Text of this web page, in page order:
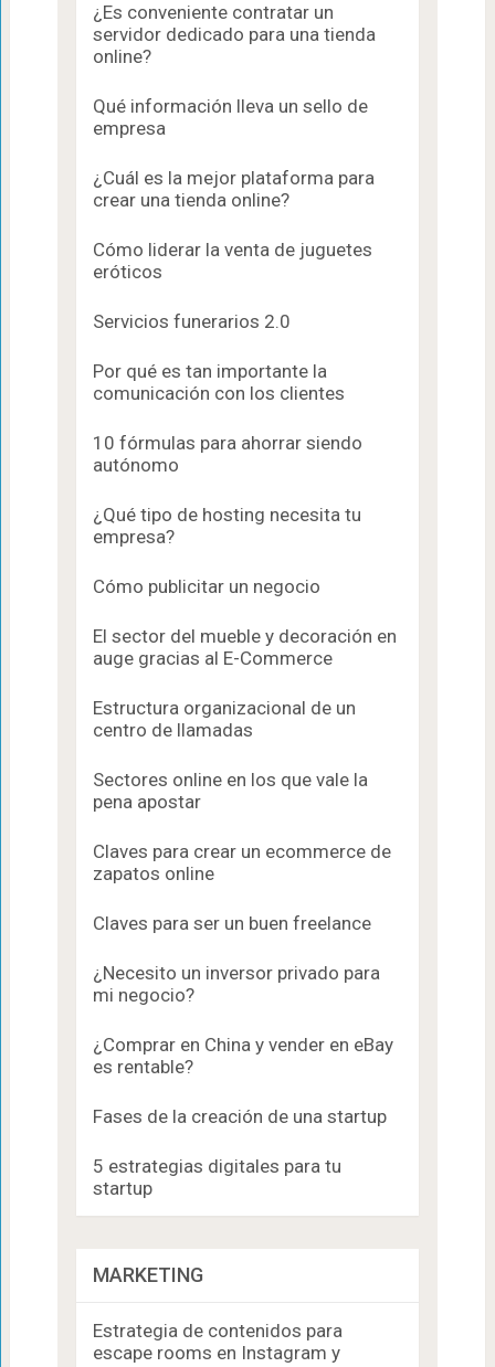
¿Es conveniente contratar un
servidor dedicado para una tienda
online?
Qué información lleva un sello de
empresa
¿Cuál es la mejor plataforma para
crear una tienda online?
Cómo liderar la venta de juguetes
eróticos
Servicios funerarios 2.0
Por qué es tan importante la
comunicación con los clientes
10 fórmulas para ahorrar siendo
autónomo
¿Qué tipo de hosting necesita tu
empresa?
Cómo publicitar un negocio
El sector del mueble y decoración en
auge gracias al E-Commerce
Estructura organizacional de un
centro de llamadas
Sectores online en los que vale la
pena apostar
Claves para crear un ecommerce de
zapatos online
Claves para ser un buen freelance
¿Necesito un inversor privado para
mi negocio?
¿Comprar en China y vender en eBay
es rentable?
Fases de la creación de una startup
5 estrategias digitales para tu
startup
MARKETING
Estrategia de contenidos para
escape rooms en Instagram y